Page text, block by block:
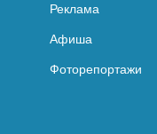
Реклама
Афиша
Фоторепортажи